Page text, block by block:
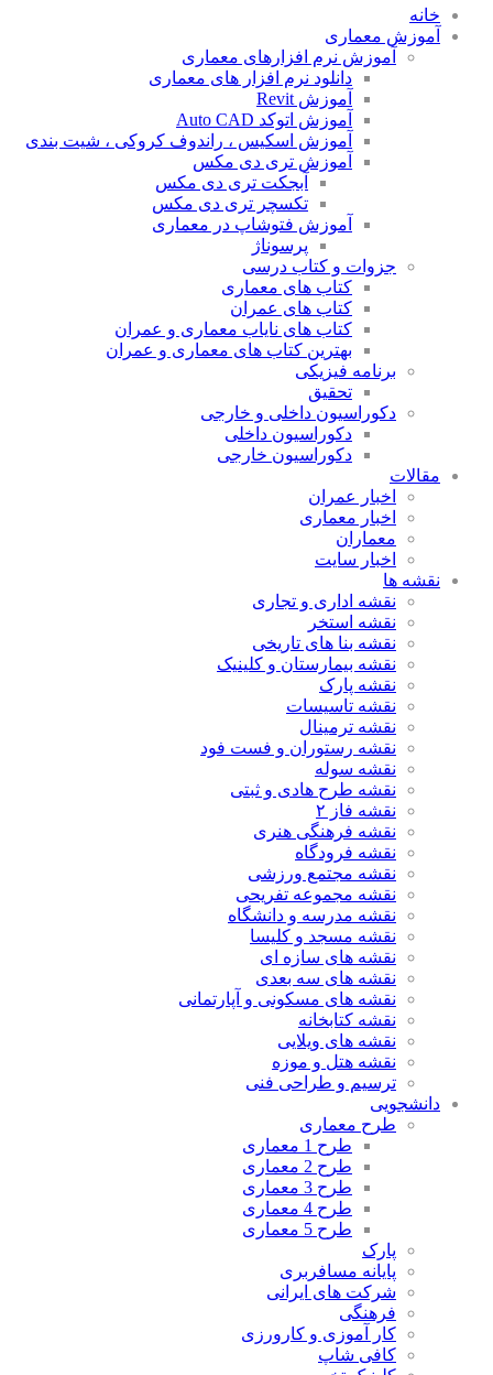
خانه
آموزش معماری
آموزش نرم افزارهای معماری
دانلود نرم افزار های معماری
آموزش Revit
آموزش اتوکد Auto CAD
آموزش اسکیس ، راندوف کروکی ، شیت بندی
آموزش تری دی مکس
آبجکت تری دی مکس
تکسچر تری دی مکس
آموزش فتوشاپ در معماری
پرسوناژ
جزوات و کتاب درسی
کتاب های معماری
کتاب های عمران
کتاب های نایاب معماری و عمران
بهترین کتاب های معماری و عمران
برنامه فیزیکی
تحقیق
دکوراسیون داخلی و خارجی
دکوراسیون داخلی
دکوراسیون خارجی
مقالات
اخبار عمران
اخبار معماری
معماران
اخبار سایت
نقشه ها
نقشه اداری و تجاری
نقشه استخر
نقشه بنا های تاریخی
نقشه بیمارستان و کلینیک
نقشه پارک
نقشه تاسیسات
نقشه ترمینال
نقشه رستوران و فست فود
نقشه سوله
نقشه طرح هادی و ثبتی
نقشه فاز ۲
نقشه فرهنگی هنری
نقشه فرودگاه
نقشه مجتمع ورزشی
نقشه مجموعه تفریحی
نقشه مدرسه و دانشگاه
نقشه مسجد و کلیسا
نقشه های سازه ای
نقشه های سه بعدی
نقشه های مسکونی و آپارتمانی
نقشه کتابخانه
نقشه های ویلایی
نقشه هتل و موزه
ترسیم و طراحی فنی
دانشجویی
طرح معماری
طرح 1 معماری
طرح 2 معماری
طرح 3 معماری
طرح 4 معماری
طرح 5 معماری
پارک
پایانه مسافربری
شرکت های ایرانی
فرهنگی
کار آموزی و کارورزی
کافی شاپ